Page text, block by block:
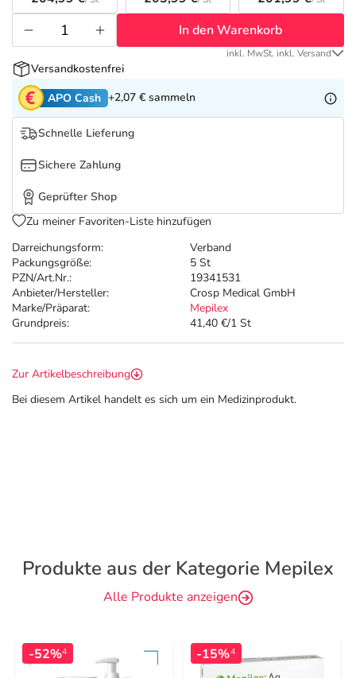
Tierapotheke
Vitamine & Mineralstoffe
Marken
Salus Deals
Darreichungsform:
Verband
Packungsgröße:
5 St
PZN/Art.Nr.:
19341531
Anbieter/Hersteller:
Crosp Medical GmbH
Marke/Präparat:
Mepilex
Grundpreis:
41,40 €/1 St
In den Warenkorb
inkl. MwSt. inkl. Versand
Versandkostenfrei
APO Cash +2,07 € sammeln
Schnelle Lieferung
Sichere Zahlung
Geprüfter Shop
Zu meiner Favoriten-Liste hinzufügen
Zur Artikelbeschreibung
Bei diesem Artikel handelt es sich um ein Medizinprodukt.
Produkte aus der Kategorie Mepilex
Alle Produkte anzeigen
-52%4 -15%4